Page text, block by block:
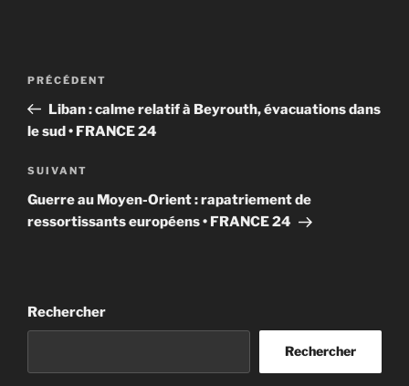
Navigation
l’article
Article
précédent
PRÉCÉDENT
Liban : calme relatif à Beyrouth, évacuations dans
le sud • FRANCE 24
Article
suivant
SUIVANT
Guerre au Moyen-Orient : rapatriement de
ressortissants européens • FRANCE 24
Rechercher
Rechercher